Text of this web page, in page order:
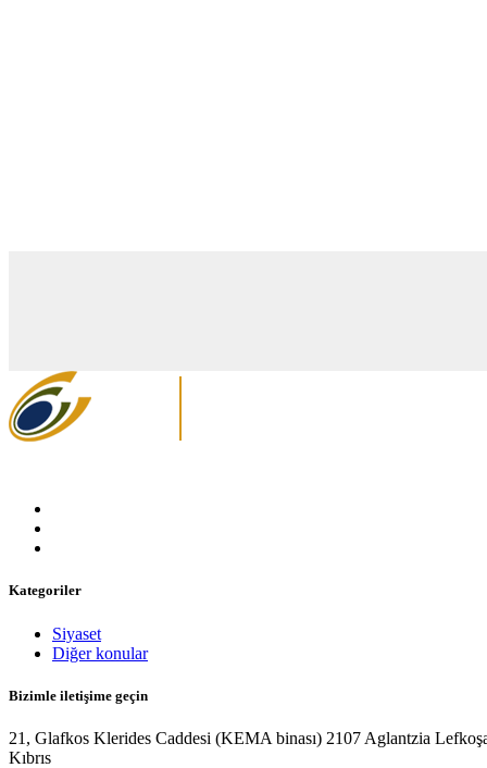
Kategoriler
Siyaset
Diğer konular
Bizimle iletişime geçin
21, Glafkos Klerides Caddesi (KEMA binası) 2107 Aglantzia
Kıbrıs